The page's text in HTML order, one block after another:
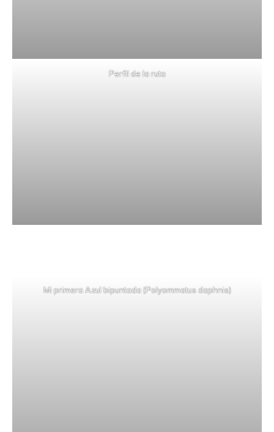
Perfil de la ruta
Mi primera Azul bipuntada (Polyommatus daphnis)